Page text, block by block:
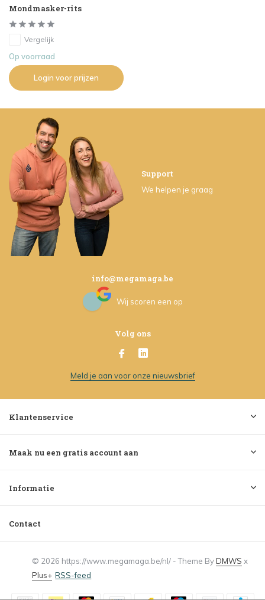
Mondmasker-rits
Vergelijk
Op voorraad
Login voor prijzen
Support
We helpen je graag
info@megamaga.be
Wij scoren een op
Volg ons
Meld je aan voor onze nieuwsbrief
Klantenservice
Maak nu een gratis account aan
Informatie
Contact
© 2026 https://www.megamaga.be/nl/ - Theme ByDMWS x
Plus+ RSS-feed